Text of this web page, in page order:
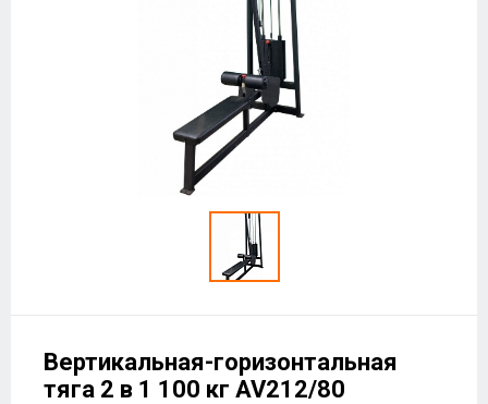
Вертикальная-горизонтальная
тяга 2 в 1 100 кг AV212/80